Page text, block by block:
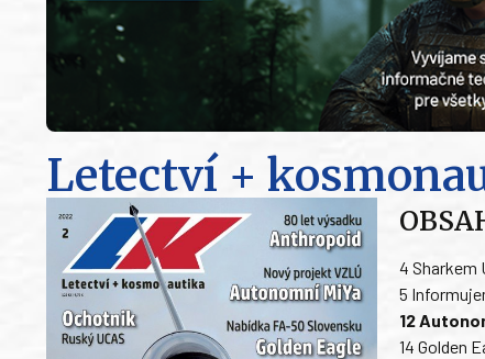
Letectví +
4 Sharkem
5
12
14 Golden